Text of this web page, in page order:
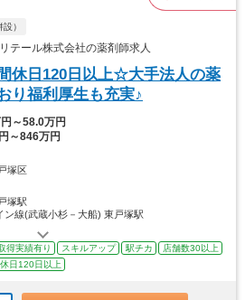
）
テール株式会社の薬剤師求人
休日120日以上☆大手法人の薬
り福利厚生も充実♪
～58.0万円
～846万円
塚区
塚駅
ン線(武蔵小杉－大船) 東戸塚駅
得実績有り スキルアップ 駅チカ
店舗数30以上
日120日以上